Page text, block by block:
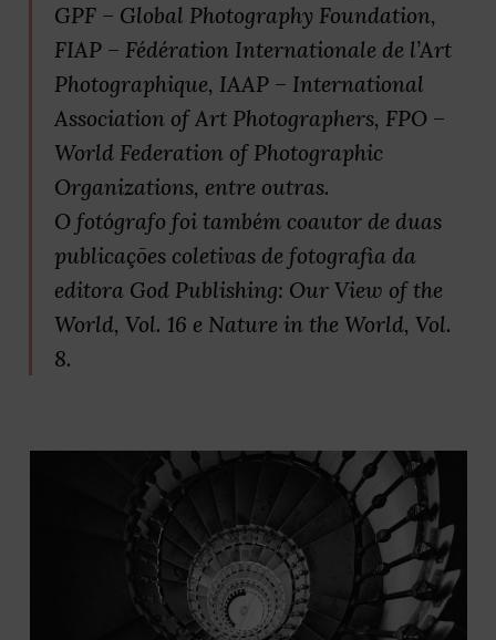
GPF – Global Photography Foundation,
FIAP – Fédération Internationale de l’Art
Photographique, IAAP – International
Association of Art Photographers, FPO –
World Federation of Photographic
Organizations, entre outras.
O fotógrafo foi também coautor de duas
publicações coletivas de fotografia da
editora God Publishing: Our View of the
World, Vol. 16 e Nature in the World, Vol.
8.